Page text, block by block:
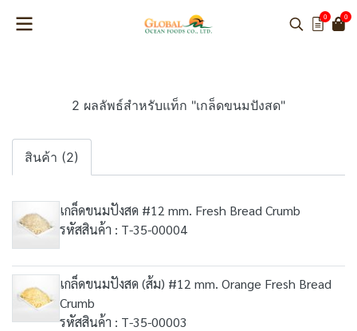
0 0
2 ผลลัพธ์สำหรับแท็ก "เกล็ดขนมปังสด"
สินค้า (2)
เกล็ดขนมปังสด #12 mm. Fresh Bread Crumb
รหัสสินค้า : T-35-00004
เกล็ดขนมปังสด (ส้ม) #12 mm. Orange Fresh Bread
Crumb
รหัสสินค้า : T-35-00003